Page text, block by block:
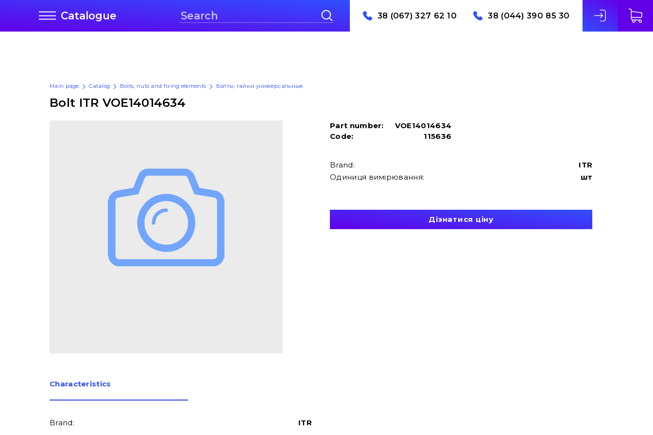
Catalogue 38 (067) 327 62 10 38 (044) 390 85 30
Main page Catalog Bolts, nuts and fixing elements Болты, гайки универсальные
Bolt ITR VOE14014634
Part number:
VOE14014634
Code:
115636
Brand:
ITR
Одиниця вимірювання:
шт
Дізнатися ціну
Сharacteristics
Brand: ITR